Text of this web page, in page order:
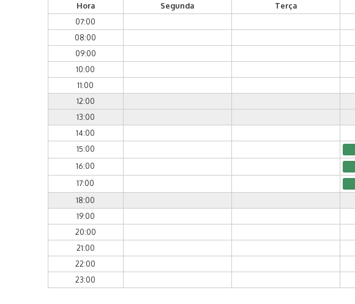
Hora Segunda Terça
07:00
08:00
09:00
10:00
11:00
12:00
13:00
14:00
15:00
16:00
17:00
18:00
19:00
20:00
21:00
22:00
23:00